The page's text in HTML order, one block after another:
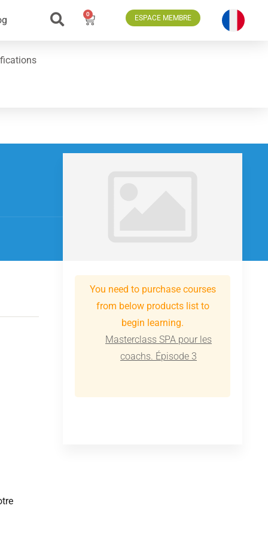
0 ESPACE MEMBRE
You need to purchase courses
from below products list to
begin learning.
Masterclass SPA pour les
coachs. Épisode 3